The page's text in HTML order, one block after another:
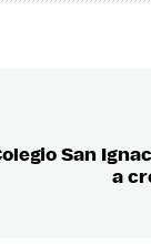
San
a